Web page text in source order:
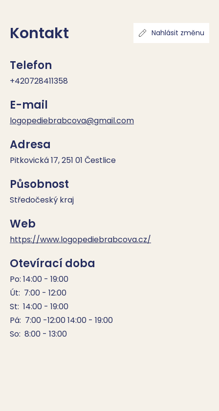
Kontakt Nahlásit změnu
Telefon
+420728411358
E-mail
logopediebrabcova@gmail.com
Adresa
Pitkovická 17, 251 01 Čestlice
Působnost
Středočeský kraj
Web
https://www.logopediebrabcova.cz/
Otevírací doba
Po: 14:00 - 19:00
Út:  7:00 - 12:00
St:  14:00 - 19:00
Pá:  7:00 -12:00 14:00 - 19:00
So:  8:00 - 13:00